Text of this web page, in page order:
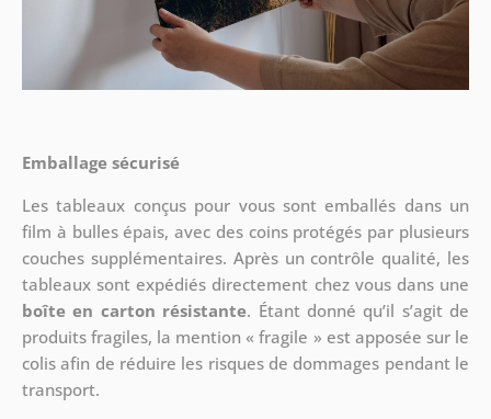
Emballage sécurisé
Les tableaux conçus pour vous sont emballés dans un
film à bulles épais, avec des coins protégés par plusieurs
couches supplémentaires. Après un contrôle qualité, les
tableaux sont expédiés directement chez vous dans une
boîte en carton résistante. Étant donné qu’il s’agit de
produits fragiles, la mention « fragile » est apposée sur le
colis afin de réduire les risques de dommages pendant le
transport.